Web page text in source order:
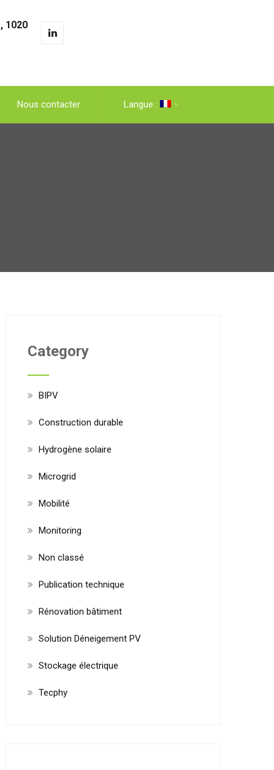
1020
Nous contacter Langue :
Category
BIPV
Construction durable
Hydrogène solaire
Microgrid
Mobilité
Monitoring
Non classé
Publication technique
Rénovation bâtiment
Solution Déneigement PV
Stockage électrique
Tecphy